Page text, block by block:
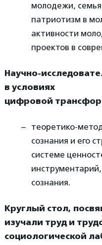
молодежи,
патриотизм в
активности
проектов в
Научно-
в условиях
цифровой
теоретико-
сознания и его
системе
сознания.
Круглый стол,
изучали труд и
социологической